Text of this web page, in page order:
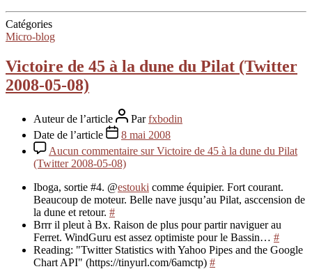
Catégories
Micro-blog
Victoire de 45 à la dune du Pilat (Twitter
2008-05-08)
Auteur de l’article Parfxbodin
Date de l’article
8 mai 2008
Aucun commentaire sur Victoire de 45 à la dune du Pilat
(Twitter 2008-05-08)
Iboga, sortie #4. @estouki comme équipier. Fort courant.
Beaucoup de moteur. Belle nave jusqu’au Pilat, asccension de
la dune et retour. #
Brrr il pleut à Bx. Raison de plus pour partir naviguer au
Ferret. WindGuru est assez optimiste pour le Bassin… #
Reading: "Twitter Statistics with Yahoo Pipes and the Google
Chart API" (https://tinyurl.com/6amctp) #